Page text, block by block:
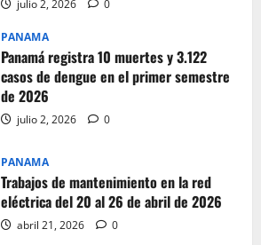
julio 2, 2026 0
PANAMA
Panamá registra 10 muertes y 3.122
casos de dengue en el primer semestre
de 2026
julio 2, 2026 0
PANAMA
Trabajos de mantenimiento en la red
eléctrica del 20 al 26 de abril de 2026
abril 21, 2026 0